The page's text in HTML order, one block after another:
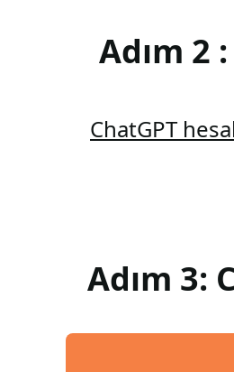
Adım 2
ChatGPT
Adım 3: